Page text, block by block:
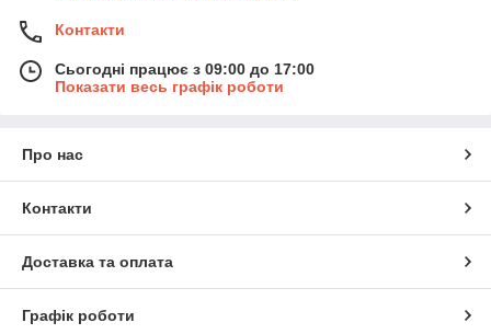
Контакти
Сьогодні працює з 09:00 до 17:00
Показати весь графік роботи
Про нас
Контакти
Доставка та оплата
Графік роботи